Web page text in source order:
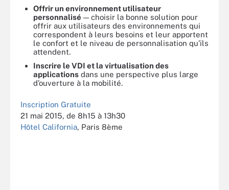
Offrir un environnement utilisateur
personnalisé — choisir la bonne solution pour
offrir aux utilisateurs des environnements qui
correspondent à leurs besoins et leur apportent
le confort et le niveau de personnalisation qu’ils
attendent.
Inscrire le VDI et la virtualisation des
applications dans une perspective plus large
d’ouverture à la mobilité.
Inscription Gratuite
21 mai 2015, de 8h15 à 13h30
Hôtel California, Paris 8ème